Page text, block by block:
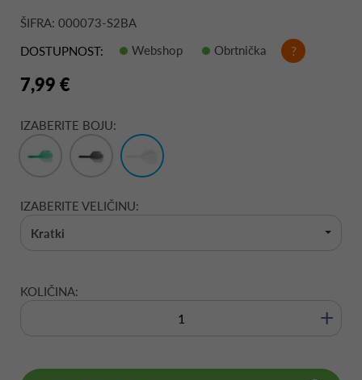
ŠIFRA: 000073-S2BA
DOSTUPNOST:
Webshop Obrtnička ?
7,99 €
IZABERITE BOJU:
IZABERITE VELIČINU:
Kratki
KOLIČINA:
+